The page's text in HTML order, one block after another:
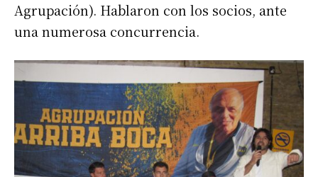
Agrupación). Hablaron con los socios, ante
una numerosa concurrencia.